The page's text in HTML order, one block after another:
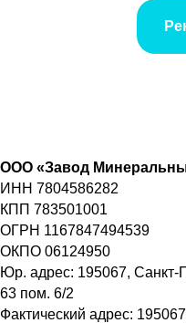
ООО «Завод
ИНН 7804586282
КПП 783501001
ОГРН 1167847494539
ОКПО 06124950
Юр. адрес: 195067, Санкт-
63 пом. 6/2
Фактический адрес: